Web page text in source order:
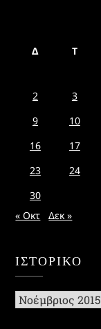
Δ Τ
2
3
9
10
16
17
23
24
30
« Οκτ
Δεκ »
ΙΣΤΟΡΙΚΌ
Ιστορικό